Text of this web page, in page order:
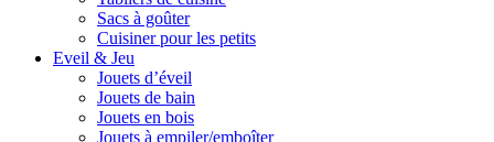
Sacs à goûter
Cuisiner pour les petits
Eveil & Jeu
Jouets d’éveil
Jouets de bain
Jouets en bois
Jouets à empiler/emboîter